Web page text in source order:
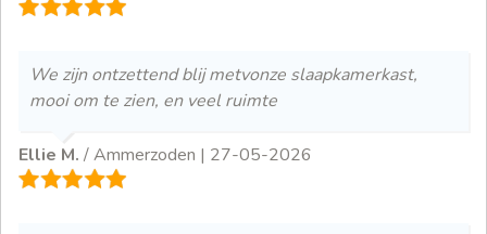
We zijn ontzettend blij metvonze slaapkamerkast,
mooi om te zien, en veel ruimte
Ellie M. / Ammerzoden | 27-05-2026